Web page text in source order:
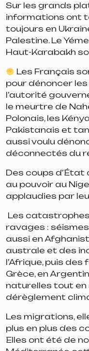
Sur les grands
informations ont
toujours en
Palestine. Le
Haut-Karabakh
Les Français
pour dénoncer
l’autorité
le meurtre de
Polonais, les
Pakistanais et
aussi voulu
déconnectés du
Des coups d’État
au pouvoir au
applaudies par
Les
ravages : séismes
aussi en
australe et des
l’Afrique, puis des
Grèce, en
naturelles tout en
dérèglement
Les migrations,
plus en plus des
Elles ont été de